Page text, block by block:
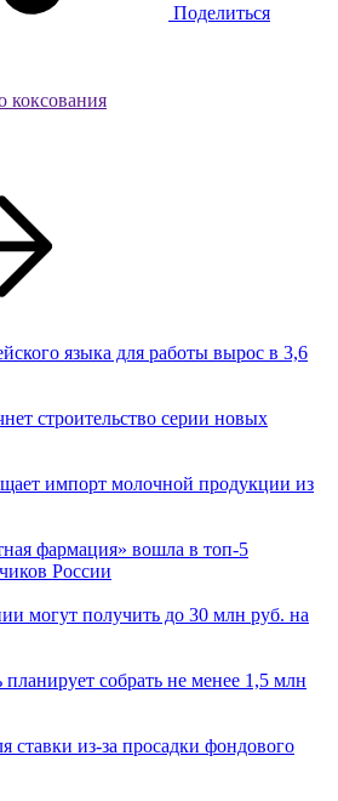
Поделиться
коксования
языка для работы вырос в 3,6
строительство серии новых
импорт молочной продукции из
фармация» вошла в топ-5
России
могут получить до 30 млн руб. на
собрать не менее 1,5 млн
ставки из-за просадки фондового